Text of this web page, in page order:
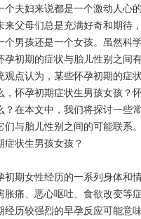
夫妇来说都是一个激动人心
来父母们总是充满好奇和期待
个男孩还是一个女孩。虽然科
初期的症状与胎儿性别之间
观点认为，某些怀孕初期的症
，怀孕初期症状生男孩女孩？
？在本文中，我们将探讨一些
与胎儿性别之间的可能联系。
状生男孩女孩？
初期女性经历的一系列身体和
胀痛、恶心呕吐、食欲改变等
经历较强烈的早孕反应可能意